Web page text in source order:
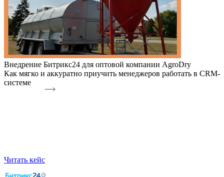
Внедрение Битрикс24 для оптовой компании AgroDry
Как мягко и аккуратно приучить менеджеров работать в CRM-
системе
Читать кейс